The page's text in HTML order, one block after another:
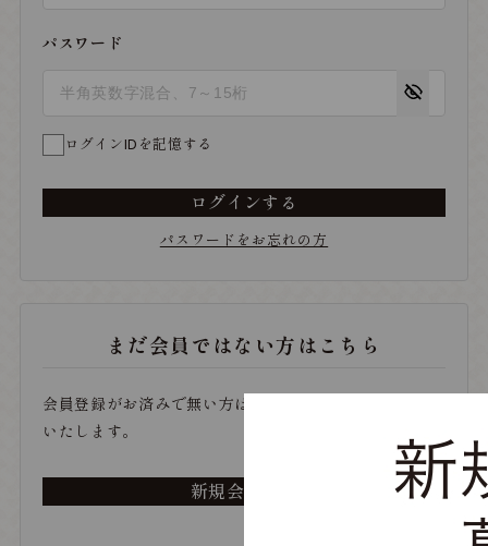
パスワード
ログインIDを記憶する
ログインする
パスワードをお忘れの方
まだ会員ではない方はこちら
会員登録がお済みで無い方は、こちらから登録をお願い
いたします。
新規会員登録